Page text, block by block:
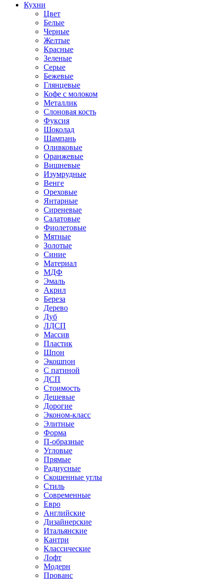
Кухни
Цвет
Белые
Черные
Желтые
Красные
Зеленые
Серые
Бежевые
Глянцевые
Кофе с молоком
Металлик
Слоновая кость
Фуксия
Шоколад
Шампань
Оливковые
Оранжевые
Вишневые
Изумрудные
Венге
Ореховые
Янтарные
Сиреневые
Салатовые
Фиолетовые
Мятные
Золотые
Синие
Материал
МДФ
Эмаль
Акрил
Береза
Дерево
Дуб
ЛДСП
Массив
Пластик
Шпон
Экошпон
С патиной
ДСП
Стоимость
Дешевые
Дорогие
Эконом-класс
Элитные
Форма
П-образные
Угловые
Прямые
Радиусные
Скошенные углы
Стиль
Современные
Евро
Английские
Дизайнерские
Итальянские
Кантри
Классические
Лофт
Модерн
Прованс